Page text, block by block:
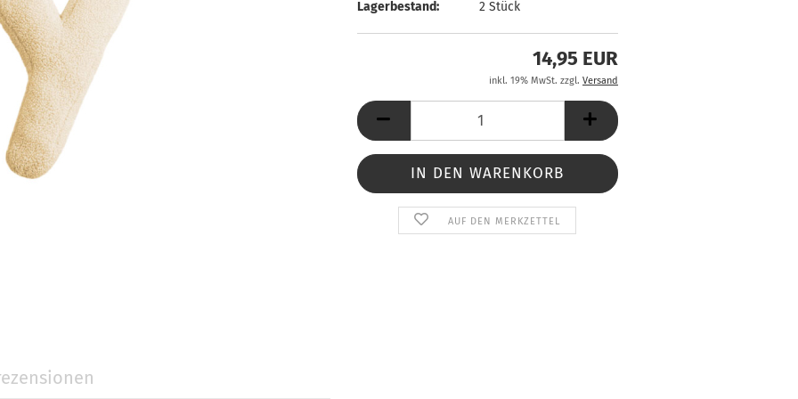
Jumbo
Light
Duftkerzen
Lagerbestand:
2 Stück
14,95 EUR
inkl. 19% MwSt. zzgl. Versand
AUF DEN MERKZETTEL